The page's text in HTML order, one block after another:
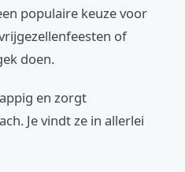
populaire keuze voor
of
doen.
en zorgt
Je vindt ze in allerlei